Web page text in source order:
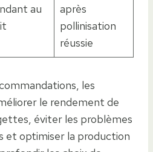
au
après
pollinisation
réussie
les
le rendement de
éviter les problèmes
et optimiser la production